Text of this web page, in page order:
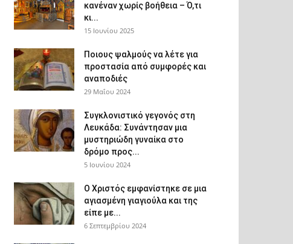
κανέναν χωρίς βοήθεια – Ό,τι
κι...
15 Ιουνίου 2025
Ποιους ψαλμούς να λέτε για
προστασία από συμφορές και
αναποδιές
29 Μαΐου 2024
Συγκλονιστικό γεγονός στη
Λευκάδα: Συνάντησαν μια
μυστηριώδη γυναίκα στο
δρόμο προς...
5 Ιουνίου 2024
Ο Χριστός εμφανίστηκε σε μια
αγιασμένη γιαγιούλα και της
είπε με...
6 Σεπτεμβρίου 2024